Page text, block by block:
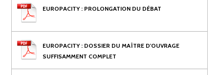
EUROPACITY : PROLONGATION DU DÉBAT
EUROPACITY : DOSSIER DU MAÎTRE D'OUVRAGE
SUFFISAMMENT COMPLET